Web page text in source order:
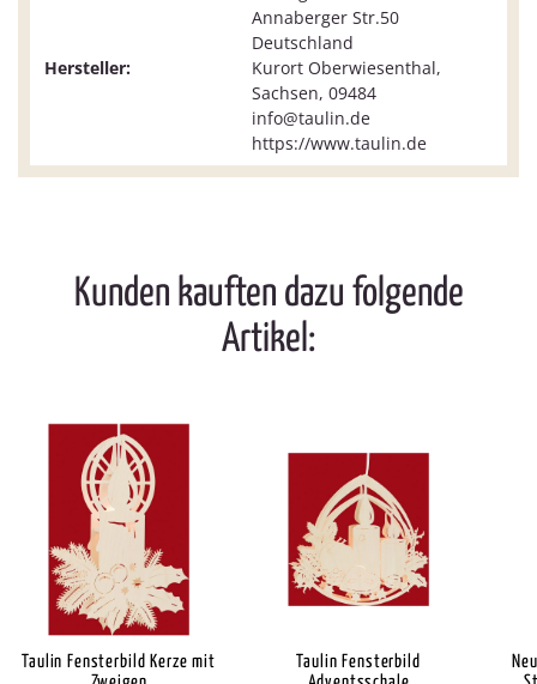
Hersteller:
Annaberger Str.50
Deutschland
Kurort Oberwiesenthal,
Sachsen, 09484
info@taulin.de
https://www.taulin.de
Kunden kauften dazu folgende
Artikel:
Taulin Fensterbild Kerze mit
Taulin Fensterbild